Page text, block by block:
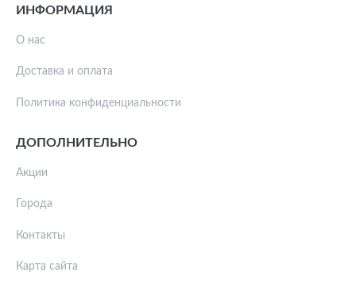
ИНФОРМАЦИЯ
О нас
Доставка и оплата
Политика конфиденциальности
ДОПОЛНИТЕЛЬНО
Акции
Города
Контакты
Карта сайта